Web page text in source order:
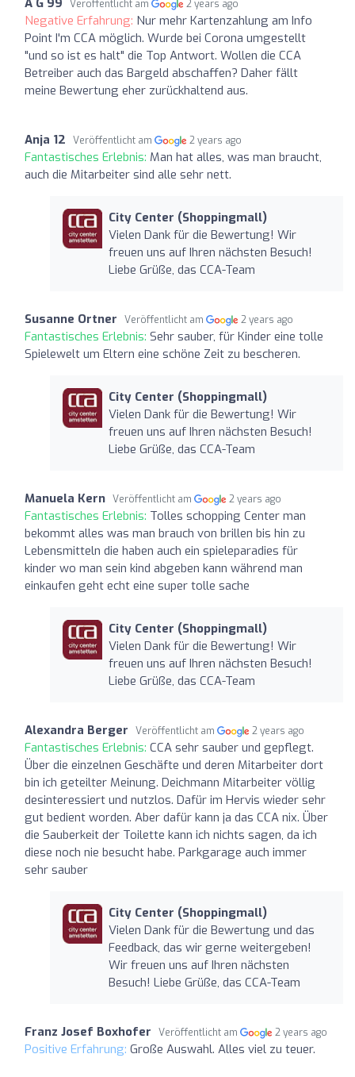
Veröffentlicht am 2 years ago
Negative Erfahrung: Nur mehr Kartenzahlung am Info
Point I'm CCA möglich. Wurde bei Corona umgestellt
"und so ist es halt" die Top Antwort. Wollen die CCA
Betreiber auch das Bargeld abschaffen? Daher fällt
meine Bewertung eher zurückhaltend aus.
Anja 12 Veröffentlicht am 2 years ago
Fantastisches Erlebnis: Man hat alles, was man braucht,
auch die Mitarbeiter sind alle sehr nett.
City Center (Shoppingmall)
Vielen Dank für die Bewertung! Wir
freuen uns auf Ihren nächsten Besuch!
Liebe Grüße, das CCA-Team
Susanne Ortner Veröffentlicht am 2 years ago
Fantastisches Erlebnis: Sehr sauber, für Kinder eine tolle
Spielewelt um Eltern eine schöne Zeit zu bescheren.
City Center (Shoppingmall)
Vielen Dank für die Bewertung! Wir
freuen uns auf Ihren nächsten Besuch!
Liebe Grüße, das CCA-Team
Manuela Kern Veröffentlicht am 2 years ago
Fantastisches Erlebnis: Tolles schopping Center man
bekommt alles was man brauch von brillen bis hin zu
Lebensmitteln die haben auch ein spieleparadies für
kinder wo man sein kind abgeben kann während man
einkaufen geht echt eine super tolle sache
City Center (Shoppingmall)
Vielen Dank für die Bewertung! Wir
freuen uns auf Ihren nächsten Besuch!
Liebe Grüße, das CCA-Team
Alexandra Berger Veröffentlicht am 2 years ago
Fantastisches Erlebnis: CCA sehr sauber und gepflegt.
Über die einzelnen Geschäfte und deren Mitarbeiter dort
bin ich geteilter Meinung. Deichmann Mitarbeiter völlig
desinteressiert und nutzlos. Dafür im Hervis wieder sehr
gut bedient worden. Aber dafür kann ja das CCA nix. Über
die Sauberkeit der Toilette kann ich nichts sagen, da ich
diese noch nie besucht habe. Parkgarage auch immer
sehr sauber
City Center (Shoppingmall)
Vielen Dank für die Bewertung und das
Feedback, das wir gerne weitergeben!
Wir freuen uns auf Ihren nächsten
Besuch! Liebe Grüße, das CCA-Team
Franz Josef Boxhofer Veröffentlicht am 2 years ago
Positive Erfahrung: Große Auswahl. Alles viel zu teuer.